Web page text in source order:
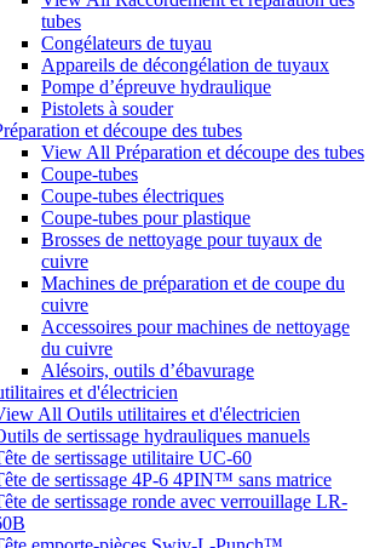
tubes
Congélateurs de tuyau
Appareils de décongélation de tuyaux
Pompe d’épreuve hydraulique
Pistolets à souder
et découpe des tubes
View All Préparation et découpe des tubes
Coupe-tubes
Coupe-tubes électriques
Coupe-tubes pour plastique
Brosses de nettoyage pour tuyaux de
cuivre
Machines de préparation et de coupe du
cuivre
Accessoires pour machines de nettoyage
du cuivre
Alésoirs, outils d’ébavurage
et d'électricien
All Outils utilitaires et d'électricien
de sertissage hydrauliques manuels
de sertissage utilitaire UC-60
de sertissage 4P-6 4PIN™ sans matrice
de sertissage ronde avec verrouillage LR-